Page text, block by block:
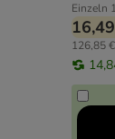
Einzeln
126,85